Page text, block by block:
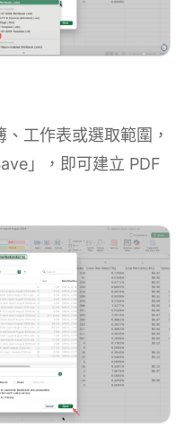
工作表或選取範圍，
」，即可建立 PDF